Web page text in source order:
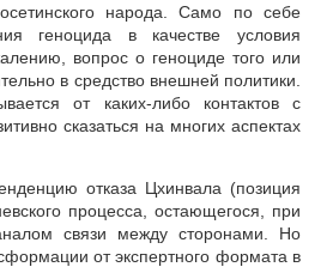
народа. Само по себе
геноцида в качестве условия
вопрос о геноциде того или
в средство внешней политики.
от каких-либо контактов с
сказаться на многих аспектах
отказа Цхинвала (позиция
процесса, остающегося, при
связи между сторонами. Но
от экспертного формата в